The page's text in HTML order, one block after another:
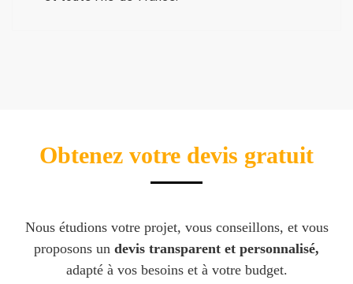
Obtenez votre devis gratuit
Nous étudions votre projet, vous conseillons, et vous
proposons un devis transparent et personnalisé,
adapté à vos besoins et à votre budget.